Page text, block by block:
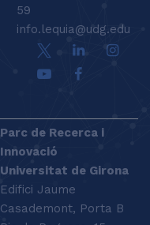
59
info.lequia@udg.edu
Parc de Recerca i
Innovació
Universitat de Girona
Edifici Jaume
Casademont, Porta B